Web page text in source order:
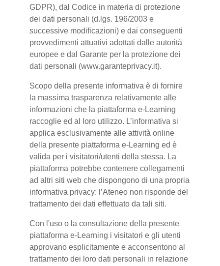
GDPR), dal Codice in materia di protezione
dei dati personali (d.lgs. 196/2003 e
successive modificazioni) e dai conseguenti
provvedimenti attuativi adottati dalle autorità
europee e dal Garante per la protezione dei
dati personali (www.garanteprivacy.it).
Scopo della presente informativa è di fornire
la massima trasparenza relativamente alle
informazioni che la piattaforma e-Learning
raccoglie ed al loro utilizzo. L’informativa si
applica esclusivamente alle attività online
della presente piattaforma e-Learning ed è
valida per i visitatori/utenti della stessa. La
piattaforma potrebbe contenere collegamenti
ad altri siti web che dispongono di una propria
informativa privacy: l’Ateneo non risponde del
trattamento dei dati effettuato da tali siti.
Con l'uso o la consultazione della presente
piattaforma e-Learning i visitatori e gli utenti
approvano esplicitamente e acconsentono al
trattamento dei loro dati personali in relazione